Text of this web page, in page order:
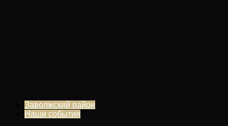
Заволжский район
Наши события